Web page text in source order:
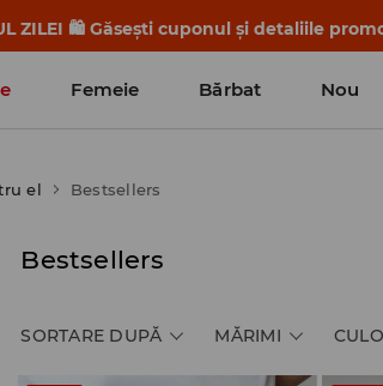
ZILEI 🛍️ Găsești cuponul și detaliile
Femeie Bărbat Nou
el Bestsellers
Bestsellers
SORTARE DUPĂ MĂRIMI